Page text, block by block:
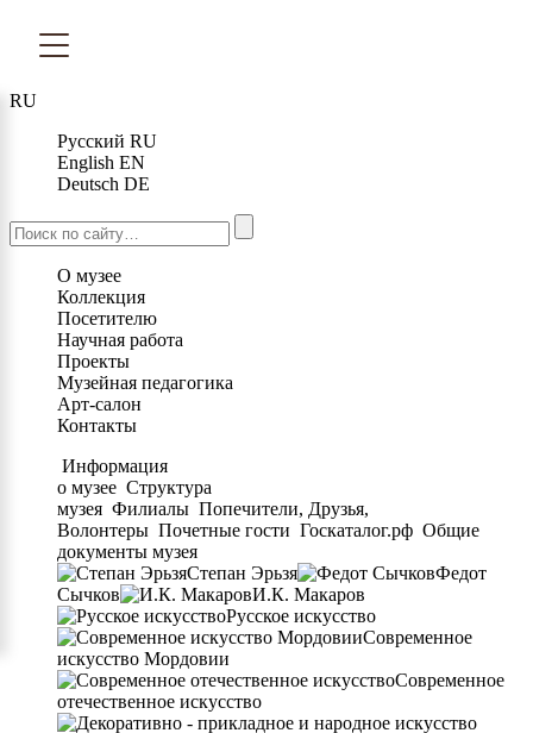
RU
Русский RU
English EN
Deutsch DE
О музее
Коллекция
Посетителю
Научная работа
Проекты
Музейная педагогика
Арт-салон
Контакты
Информация
о музее Структура
музея Филиалы Попечители, Друзья,
Волонтеры Почетные гости Госкаталог.рф Общие
документы музея
Степан Эрьзя
Федот
Сычков
И.К. Макаров
Русское искусство
Современное
искусство Мордовии
Современное
отечественное искусство